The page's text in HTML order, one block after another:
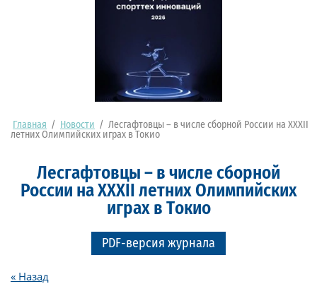
Главная / Новости /
Лесгафтовцы – в числе сборной России на XXXII
летних Олимпийских играх в Токио
Лесгафтовцы – в числе сборной
России на XXXII летних Олимпийских
играх в Токио
PDF-версия журнала
« Назад